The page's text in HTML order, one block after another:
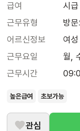
급여
시
근무유형
방
어르신정보
여성
근무요일
월,
근무시간
높은급여 초보가능
관심